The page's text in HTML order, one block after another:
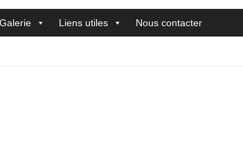
Galerie Liens utiles Nous contacter